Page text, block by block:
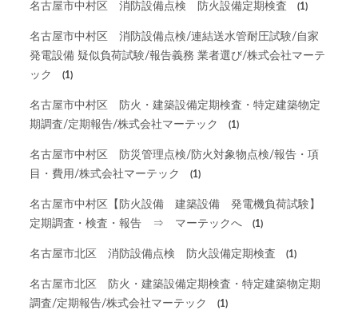
名古屋市中村区 消防設備点検 防火設備定期検査 (1)
名古屋市中村区 消防設備点検/連結送水管耐圧試験/自家
発電設備 疑似負荷試験/報告義務 業者選び/株式会社マーテ
ック
(1)
名古屋市中村区 防火・建築設備定期検査・特定建築物定
期調査/定期報告/株式会社マーテック
(1)
名古屋市中村区 防災管理点検/防火対象物点検/報告・項
目・費用/株式会社マーテック
(1)
名古屋市中村区【防火設備 建築設備 発電機負荷試験】
定期調査・検査・報告 ⇒ マーテックへ
(1)
名古屋市北区 消防設備点検 防火設備定期検査 (1)
名古屋市北区 防火・建築設備定期検査・特定建築物定期
調査/定期報告/株式会社マーテック
(1)